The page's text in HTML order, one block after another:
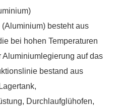
besteht aus
bei hohen Temperaturen
auf das
bestand aus
Durchlaufglühofen,